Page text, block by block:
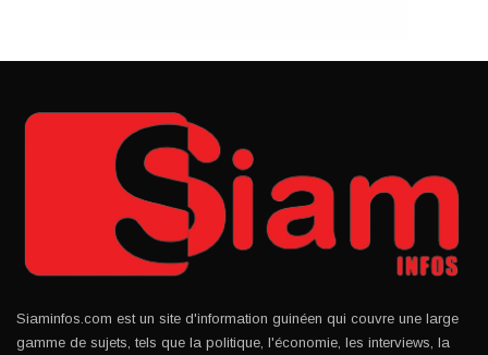
Siaminfos.com est un site d'information guinéen qui couvre une large
gamme de sujets, tels que la politique, l'économie, les interviews, la